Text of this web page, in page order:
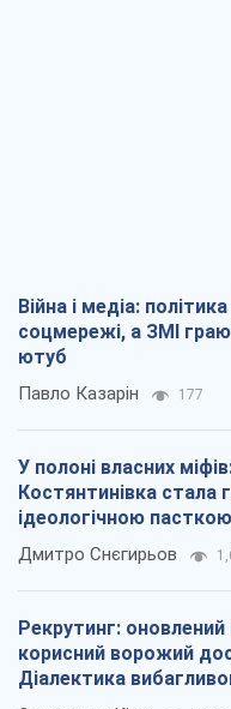
Війна і медіа:
соцмережі, а ЗМІ
ютуб
Павло Казарін 177
У полоні власних
Костянтинівка стала
ідеологічною
окупантів
Дмитро Снєгирьов
Рекрутинг: оновлений
корисний ворожий
Діалектика